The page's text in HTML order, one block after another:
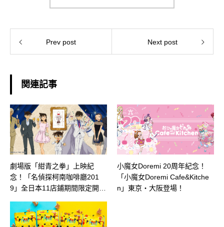
Prev post Next post
関連記事
劇場版「紺青之拳」上映紀
念！「名偵探柯南咖啡廳201
9」全日本11店鋪期間限定開
小魔女Doremi 20周年紀念！
「小魔女Doremi Cafe&Kitche
n」東京・大阪登場！